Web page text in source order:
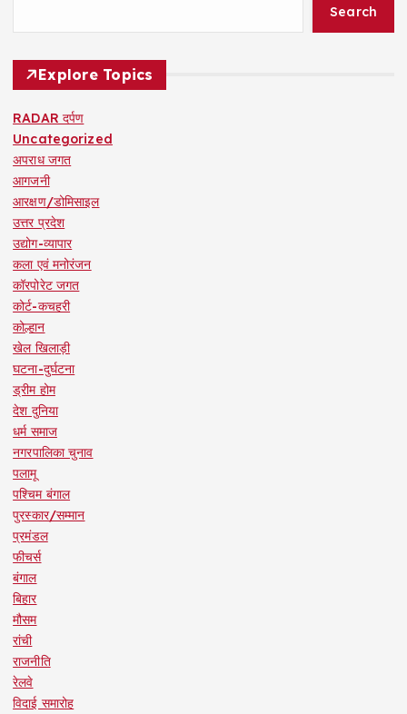
Search
Explore Topics
RADAR दर्पण
Uncategorized
अपराध जगत
आगजनी
आरक्षण/डोमिसाइल
उत्तर प्रदेश
उद्योग-व्यापार
कला एवं मनोरंजन
कॉरपोरेट जगत
कोर्ट-कचहरी
कोल्हान
खेल खिलाड़ी
घटना-दुर्घटना
ड्रीम होम
देश दुनिया
धर्म समाज
नगरपालिका चुनाव
पलामू
पश्चिम बंगाल
पुरस्कार/सम्मान
प्रमंडल
फीचर्स
बंगाल
बिहार
मौसम
रांची
राजनीति
रेलवे
विदाई समारोह